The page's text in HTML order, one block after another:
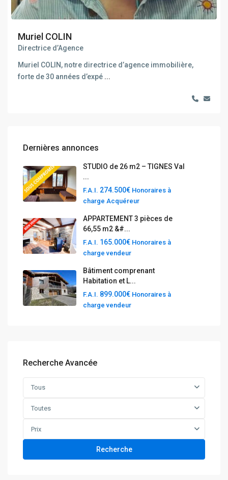
Muriel COLIN
Directrice d’Agence
Muriel COLIN, notre directrice d’agence immobilière,
forte de 30 années d’expé ...
Dernières annonces
STUDIO de 26 m2 – TIGNES Val
...
F.A.I. 274.500€ Honoraires à
charge Acquéreur
APPARTEMENT 3 pièces de
66,55 m2 &#...
F.A.I. 165.000€ Honoraires à
charge vendeur
Bâtiment comprenant
Habitation et L...
F.A.I. 899.000€ Honoraires à
charge vendeur
Recherche Avancée
Tous
Toutes
Prix
Recherche